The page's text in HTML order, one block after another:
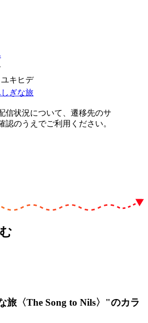
キヒデ
ぎな旅
信状況について、遷移先のサ
認のうえでご利用ください。
旅〈The Song to Nils〉"のカラ